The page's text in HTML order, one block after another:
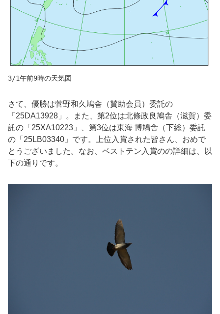
3/1午前9時の天気図
さて、優勝は菅野和久 鳩舎（賛助会員 ）委託の
「 25DA13928 」。また、第2位は北條政良鳩舎（滋賀）委
託の「 25XA10223 」、第3位は東海 博鳩舎（下総）委託
の「 25LB03340 」です。上位入賞された皆さん、おめで
とうございました。なお、ベストテン入賞のの詳細は、以
下の通りです。